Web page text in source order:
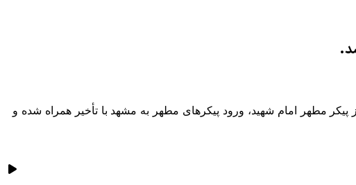
مطهر امام شهید، ورود پیکرهای مطهر به مشهد با تأخیر همراه شده و